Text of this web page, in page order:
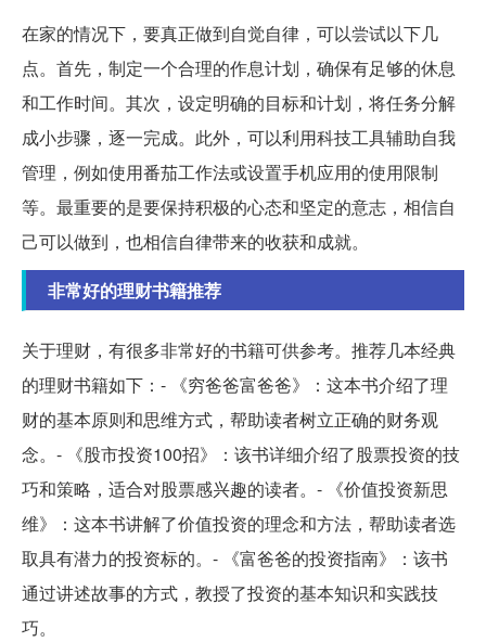
在家的情况下，要真正做到自觉自律，可以尝试以下几
点。首先，制定一个合理的作息计划，确保有足够的休息
和工作时间。其次，设定明确的目标和计划，将任务分解
成小步骤，逐一完成。此外，可以利用科技工具辅助自我
管理，例如使用番茄工作法或设置手机应用的使用限制
等。最重要的是要保持积极的心态和坚定的意志，相信自
己可以做到，也相信自律带来的收获和成就。
非常好的理财书籍推荐
关于理财，有很多非常好的书籍可供参考。推荐几本经典
的理财书籍如下：- 《穷爸爸富爸爸》：这本书介绍了理
财的基本原则和思维方式，帮助读者树立正确的财务观
念。- 《股市投资100招》：该书详细介绍了股票投资的技
巧和策略，适合对股票感兴趣的读者。- 《价值投资新思
维》：这本书讲解了价值投资的理念和方法，帮助读者选
取具有潜力的投资标的。- 《富爸爸的投资指南》：该书
通过讲述故事的方式，教授了投资的基本知识和实践技
巧。